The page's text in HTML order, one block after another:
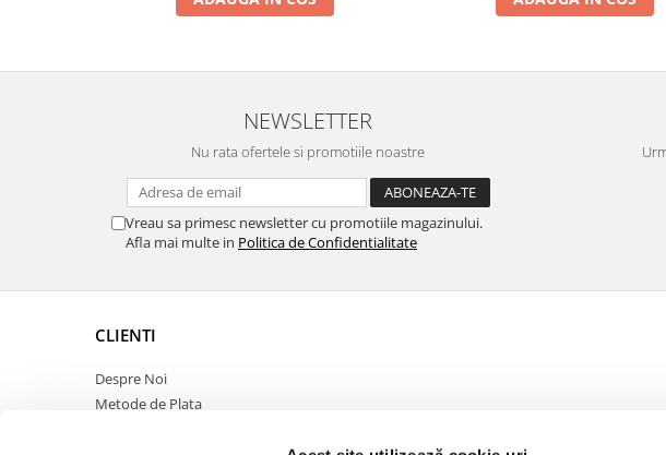
NEWSLETTER
Nu rata ofertele si promotiile noastre
Vreau sa primesc newsletter cu promotiile magazinului.
Afla mai multe in Politica de Confidentialitate
CLIENTI
Despre Noi
Metode de Plata